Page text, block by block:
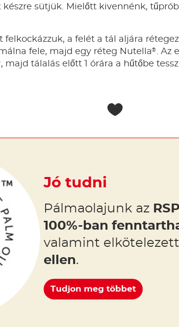
készre sütjük. Mielőtt kivennénk,
felkockázzuk, a felét a tál aljára
fele, majd egy réteg Nutella®. Az
, majd tálalás előtt 1 órára a hűtőbe
Jó tudni
Pálmaolajunk az
100%-ban
valamint
ellen.
Tudjon meg többet